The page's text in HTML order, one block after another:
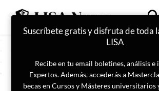
ETIQUETA
Suscríbete gratis y disfruta de toda
LISA
Recibe en tu email boletines, análisis e
Expertos. Además, accederás a
becas en Cursos y Másteres universitarios